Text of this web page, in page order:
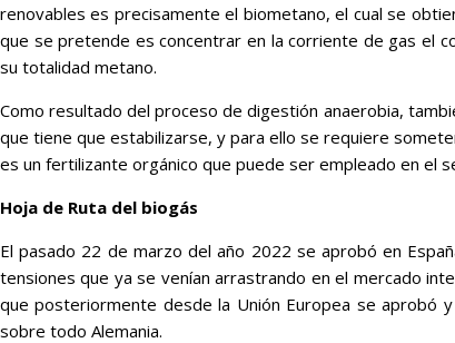
renovables es precisamente el biometano, el cual se
que se pretende es concentrar en la corriente de gas el
su totalidad metano.
Como resultado del proceso de digestión anaerobia,
que tiene que estabilizarse, y para ello se requiere
es un fertilizante orgánico que puede ser empleado en el
Hoja de Ruta del biogás
El pasado 22 de marzo del año 2022 se aprobó en
tensiones que ya se venían arrastrando en el mercado
que posteriormente desde la Unión Europea se aprobó
sobre todo Alemania.